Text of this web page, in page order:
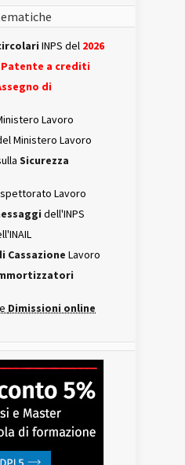
INPS del 2026
Patente a crediti
di
Lavoro
Ministero Lavoro
Sicurezza
Lavoro
dell'INPS
Cassazione Lavoro
Dimissioni online